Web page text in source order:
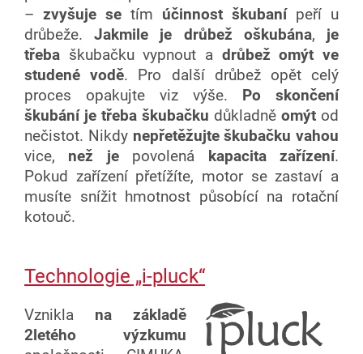
– zvyšuje se tím účinnost škubanípeří u
drůbeže.Jakmile je drůbež oškubána, je
třeba škubačku vypnout a drůbež omýt ve
studené vodě. Pro další drůbež opět celý
proces opakujte viz výše. Po skončení
škubání je třeba škubačku důkladně omýt od
nečistot. Nikdy nepřetěžujte škubačku vahou
vice, než jepovolená kapacita zařízení.
Pokud zařízení přetížíte, motor se zastaví a
musíte snížit hmotnost působící na rotační
kotouč.
Technologie „i-pluck“
Vznikla na základě
2letého výzkumu